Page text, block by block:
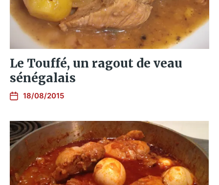
Le Touffé, un ragout de veau
sénégalais
18/08/2015